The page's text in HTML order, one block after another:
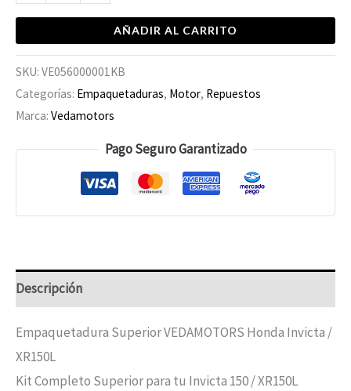
AÑADIR AL CARRITO
SKU: VE056000001KB
Categorías: Empaquetaduras, Motor, Repuestos
Marca: Vedamotors
Pago Seguro Garantizado
Descripción
Empaquetadura Superior VEDAMOTORS Honda Invicta /
XR150L
Kit Completo Superior para tu Invicta 150 / XR150L